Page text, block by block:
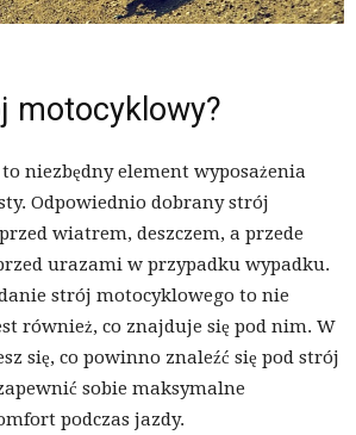
motocyklowy?
niezbędny element wyposażenia
Odpowiednio dobrany strój
wiatrem, deszczem, a przede
urazami w przypadku wypadku.
strój motocyklowego to nie
również, co znajduje się pod nim. W
się, co powinno znaleźć się pod strój
sobie maksymalne
podczas jazdy.